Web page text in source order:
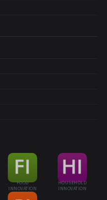
FOOD
INNOVATION
HOUSEHOLD
INNOVATION